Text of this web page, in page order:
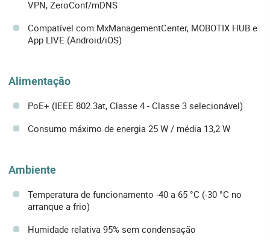
VPN, ZeroConf/mDNS
Compatível com MxManagementCenter, MOBOTIX HUB e
App LIVE (Android/iOS)
Alimentação
PoE+ (IEEE 802.3at, Classe 4 - Classe 3 selecionável)
Consumo máximo de energia 25 W / média 13,2 W
Ambiente
Temperatura de funcionamento -40 a 65 °C (-30 °C no
arranque a frio)
Humidade relativa 95% sem condensação